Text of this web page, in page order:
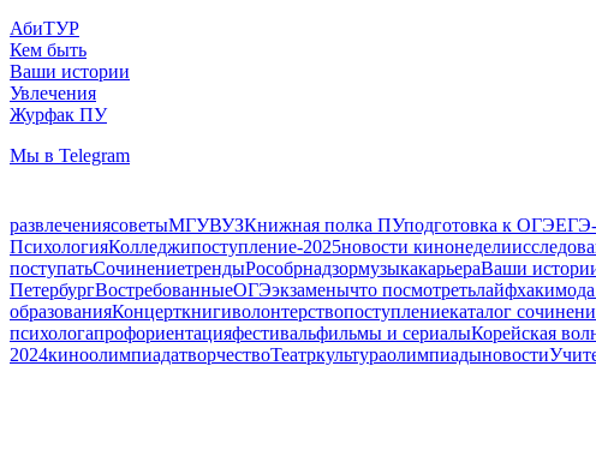
АбиТУР
Кем быть
Ваши истории
Увлечения
Журфак ПУ
Мы в Telegram
развлечениясоветыМГУВУЗКнижная полка ПУподготовка к ОГЭ
ПсихологияКолледжипоступление-2025новости кинонедели
поступатьСочинениетрендыРособрнадзормузыкакарьераВаши
ПетербургВостребованныеОГЭэкзаменычто посмотретьлайфхаки
образованияКонцерткнигиволонтерствопоступлениекаталог
психологапрофориентацияфестивальфильмы и сериалыКорейская
2024киноолимпиадатворчествоТеатркультураолимпиадыновости